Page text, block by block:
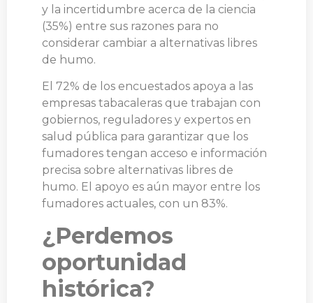
y la incertidumbre acerca de la ciencia
(35%) entre sus razones para no
considerar cambiar a alternativas libres
de humo.
El 72% de los encuestados apoya a las
empresas tabacaleras que trabajan con
gobiernos, reguladores y expertos en
salud pública para garantizar que los
fumadores tengan acceso e información
precisa sobre alternativas libres de
humo. El apoyo es aún mayor entre los
fumadores actuales, con un 83%.
¿Perdemos
oportunidad
histórica?